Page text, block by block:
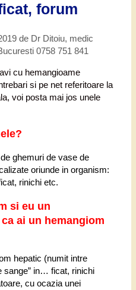
forum
de Dr Ditoiu, medic
0758 751 841
cu hemangioame
si pe net referitoare la
voi posta mai jos unele
ghemuri de vase de
oriunde in organism:
rinichi etc.
si eu un
ai un hemangiom
hepatic (numit intre
sange” in… ficat, rinichi
cu ocazia unei